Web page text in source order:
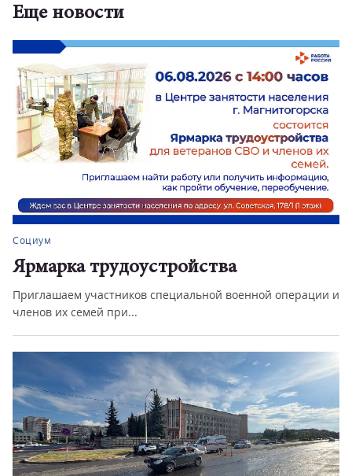
Еще новости
Социум
Ярмарка трудоустройства
Приглашаем участников специальной военной операции и
членов их семей при...